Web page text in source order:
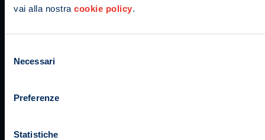
vai alla nostra cookie policy
delNecessari
Preferenze
Statistiche